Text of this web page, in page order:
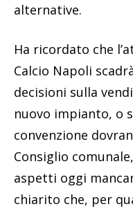
alternative.
Ha ricordato che
Calcio Napoli
decisioni sulla
nuovo impianto, o
convenzione
Consiglio
aspetti oggi
chiarito che, per